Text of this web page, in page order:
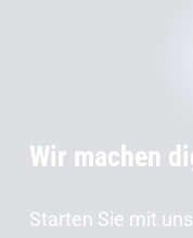
Wir machen
Starten Sie mit